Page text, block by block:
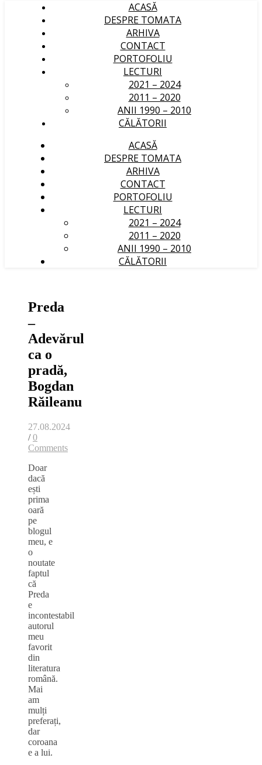
ACASĂ
DESPRE TOMATA
ARHIVA
CONTACT
PORTOFOLIU
LECTURI
2021 – 2024
2011 – 2020
ANII 1990 – 2010
CĂLĂTORII
ACASĂ
DESPRE TOMATA
ARHIVA
CONTACT
PORTOFOLIU
LECTURI
2021 – 2024
2011 – 2020
ANII 1990 – 2010
CĂLĂTORII
Preda
–
Adevărul
ca o
pradă,
Bogdan
Răileanu
27.08.2024
/ 0
Comments
Doar
dacă
ești
prima
oară
pe
blogul
meu, e
o
noutate
faptul
că
Preda
e
incontestabil
autorul
meu
favorit
din
literatura
română.
Mai
am
mulți
preferați,
dar
coroana
e a lui.